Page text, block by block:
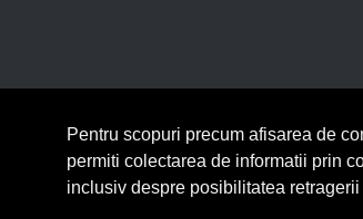
© Copyright 2026 Lumilux. Toate drepturile
Pentru scopuri precum afisarea de
permiti colectarea de informatii prin
inclusiv despre posibilitatea